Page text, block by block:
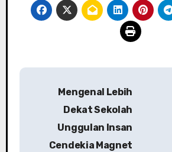
Mengenal Lebih
Dekat Sekolah
Unggulan Insan
Cendekia Magnet